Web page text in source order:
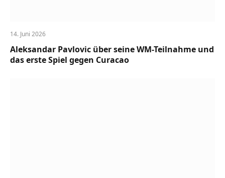
14. Juni 2026
Aleksandar Pavlovic über seine WM-Teilnahme und
das erste Spiel gegen Curacao